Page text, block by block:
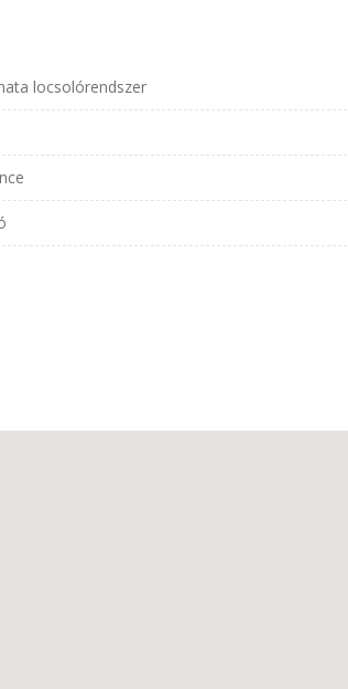
locsolórendszer